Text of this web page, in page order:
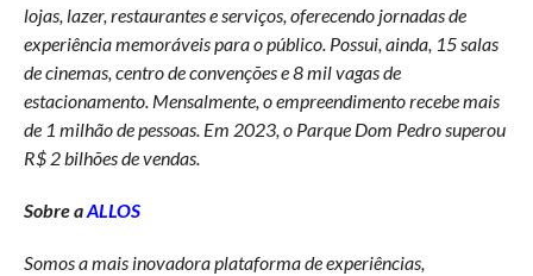
lojas, lazer, restaurantes e serviços, oferecendo jornadas de
experiência memoráveis para o público. Possui, ainda, 15 salas
de cinemas, centro de convenções e 8 mil vagas de
estacionamento. Mensalmente, o empreendimento recebe mais
de 1 milhão de pessoas. Em 2023, o Parque Dom Pedro superou
R$ 2 bilhões de vendas.
Sobre aALLOS
Somosa mais inovadora plataforma de experiências,